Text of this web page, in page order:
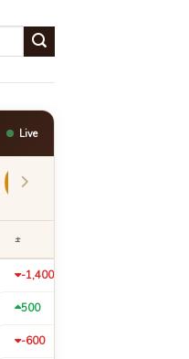
Live
LÂM ĐỒNG
±
-1,400
500
-600